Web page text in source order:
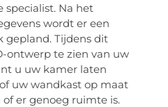
specialist. Na het
wordt er een
gepland. Tijdens dit
ontwerp te zien van uw
u uw kamer laten
uw wandkast op maat
er genoeg ruimte is.